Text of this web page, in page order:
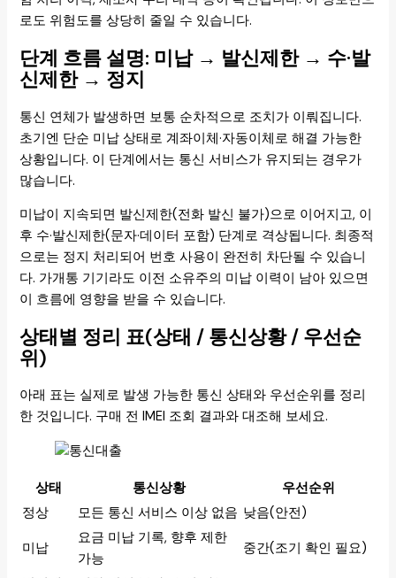
로도 위험도를 상당히 줄일 수 있습니다.
단계 흐름 설명: 미납 → 발신제한 → 수·발
신제한 → 정지
통신 연체가 발생하면 보통 순차적으로 조치가 이뤄집니다.
초기엔 단순 미납 상태로 계좌이체·자동이체로 해결 가능한
상황입니다. 이 단계에서는 통신 서비스가 유지되는 경우가
많습니다.
미납이 지속되면 발신제한(전화 발신 불가)으로 이어지고, 이
후 수·발신제한(문자·데이터 포함) 단계로 격상됩니다. 최종적
으로는 정지 처리되어 번호 사용이 완전히 차단될 수 있습니
다. 가개통 기기라도 이전 소유주의 미납 이력이 남아 있으면
이 흐름에 영향을 받을 수 있습니다.
상태별 정리 표(상태 / 통신상황 / 우선순
위)
아래 표는 실제로 발생 가능한 통신 상태와 우선순위를 정리
한 것입니다. 구매 전 IMEI 조회 결과와 대조해 보세요.
상태 통신상황
우선순위
정상
모든 통신 서비스 이상 없음 낮음(안전)
미납
요금 미납 기록, 향후 제한
가능
중간(조기 확인 필요)